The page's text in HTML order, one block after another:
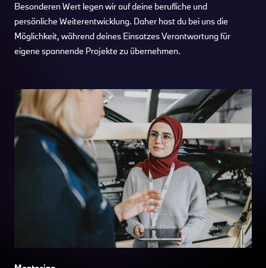
Besonderen Wert legen wir auf deine berufliche und
persönliche Weiterentwicklung. Daher hast du bei uns die
Möglichkeit, während deines Einsatzes Verantwortung für
eigene spannende Projekte zu übernehmen.